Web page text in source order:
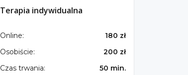
Terapia indywidualna
Online:
180 zł
Osobiście:
200 zł
Czas trwania:
50 min.